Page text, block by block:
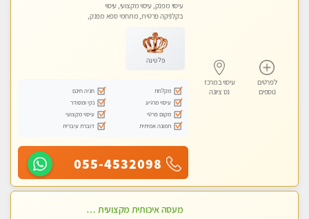
לפרטים
נוספים
עיסוי במרכז
נס ציונה
עיסוי מפנק, עיסוי מקצועי, עיסוי
בקלניקה פרטית, מתחמי ספא מפנק,
פלטינה
מקלחת
חניה חינם
עיסוי מרגיע
נקי ומסודר
מקום פרטי
עיסוי מקצועי
תמונה אמיתית
דוברת עיברית
055-4532098
מעסה איכותית מקצועית מאוד- חדשה בראשון לציון